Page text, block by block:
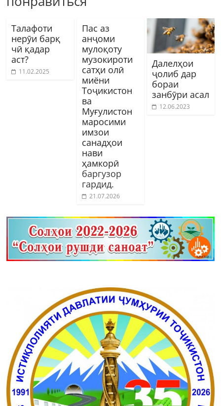
Талафоти
нерӯи барқ
чӣ қадар
аст?
11.02.2025
Пас аз
анҷоми
мулоқоту
музокироти
сатҳи олӣ
миёни
Тоҷикистон
ва
Муғулистон
маросими
имзои
санадҳои
нави
ҳамкорӣ
баргузор
гардид.
21.07.2026
Далелҳои
ҷолиб дар
бораи
занбӯри асал
12.06.2023